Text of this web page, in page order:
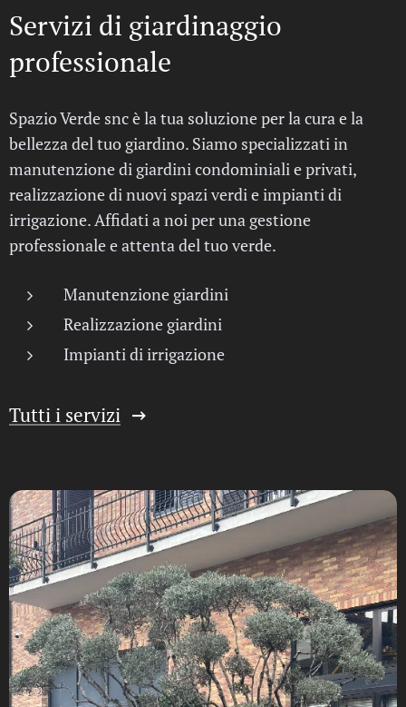
Servizi di giardinaggio
professionale
Spazio Verde snc è la tua soluzione per la cura e la
bellezza del tuo giardino. Siamo specializzati in
manutenzione di giardini condominiali e privati,
realizzazione di nuovi spazi verdi e impianti di
irrigazione. Affidati a noi per una gestione
professionale e attenta del tuo verde.
Manutenzione giardini
Realizzazione giardini
Impianti di irrigazione
Tutti i servizi